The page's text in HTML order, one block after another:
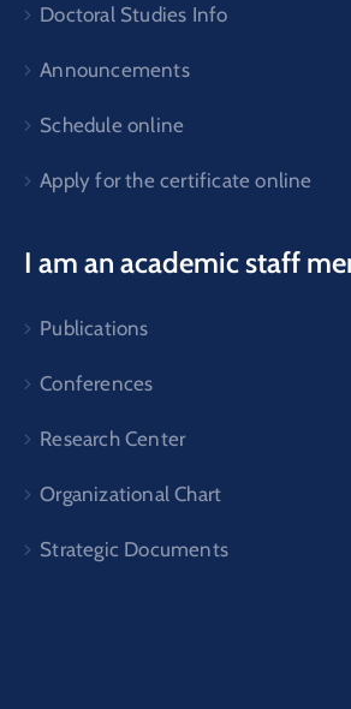
Doctoral Studies Info
Announcements
Schedule online
Apply for the certificate online
I am an academic staff
Publications
Conferences
Research Center
Organizational Chart
Strategic Documents